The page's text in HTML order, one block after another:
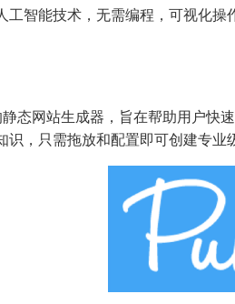
工智能技术，无需编程，可视化
态网站生成器，旨在帮助用户快
识，只需拖放和配置即可创建专业